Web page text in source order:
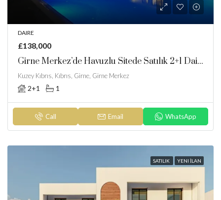
DAIRE
£138,000
Girne Merkez’de Havuzlu Sitede Satılık 2+1 Daire
Kuzey Kıbrıs, Kıbrıs, Girne, Girne Merkez
2+1 1
Call Email WhatsApp
SATILIK YENI İLAN